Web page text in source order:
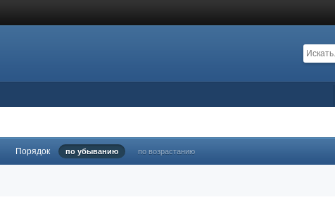
Порядок по убыванию по возрастанию